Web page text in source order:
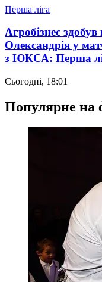
Перша ліга
Агробізнес
Олександрія у
з ЮКСА: Перша
Сьогодні, 18:01
Популярне на